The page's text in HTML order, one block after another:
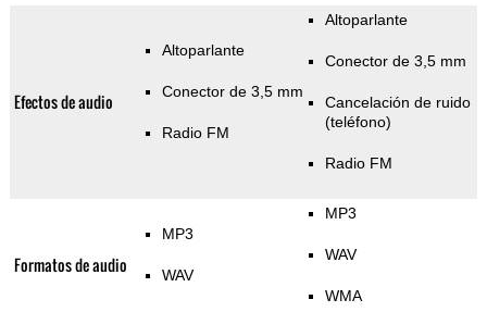
Efectos de audio
Altoparlante
Conector de 3,5 mm
Radio FM
Altoparlante
Conector de 3,5 mm
Cancelación de ruido
(teléfono)
Radio FM
Formatos de audio
MP3
WAV
MP3
WAV
WMA